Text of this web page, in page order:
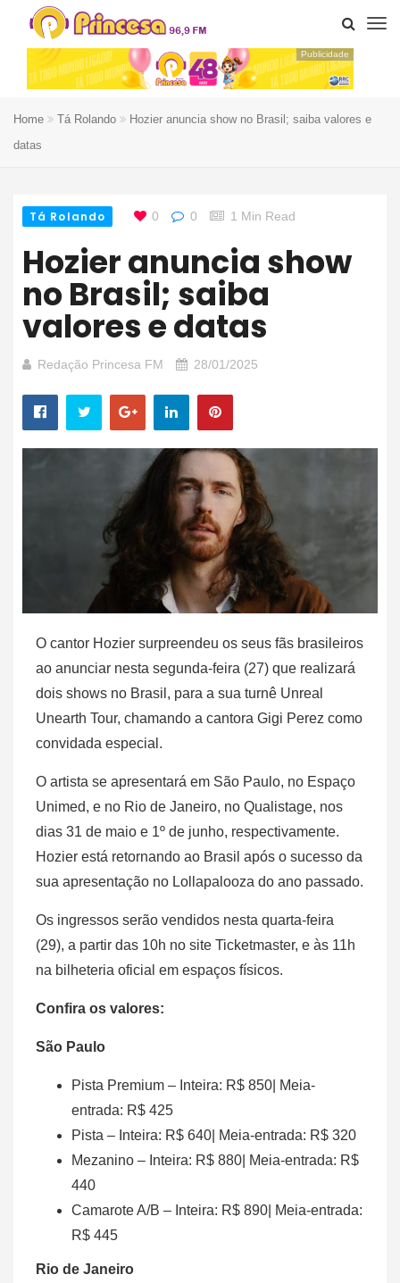
Publicidade
Home Tá Rolando
Hozier anuncia show no Brasil; saiba valores e
datas
Tá Rolando 0 0 1 Min Read
Hozier anuncia show
no Brasil; saiba
valores e datas
Redação Princesa FM 28/01/2025
O cantor Hozier surpreendeu os seus fãs brasileiros
ao anunciar nesta segunda-feira (27) que realizará
dois shows no Brasil, para a sua turnê Unreal
Unearth Tour, chamando a cantora Gigi Perez como
convidada especial.
O artista se apresentará em São Paulo, no Espaço
Unimed, e no Rio de Janeiro, no Qualistage, nos
dias 31 de maio e 1º de junho, respectivamente.
Hozier está retornando ao Brasil após o sucesso da
sua apresentação no Lollapalooza do ano passado.
Os ingressos serão vendidos nesta quarta-feira
(29), a partir das 10h no site Ticketmaster, e às 11h
na bilheteria oficial em espaços físicos.
Confira os valores:
São Paulo
Pista Premium – Inteira: R$ 850| Meia-
entrada: R$ 425
Pista – Inteira: R$ 640| Meia-entrada: R$ 320
Mezanino – Inteira: R$ 880| Meia-entrada: R$
440
Camarote A/B – Inteira: R$ 890| Meia-entrada:
R$ 445
Rio de Janeiro